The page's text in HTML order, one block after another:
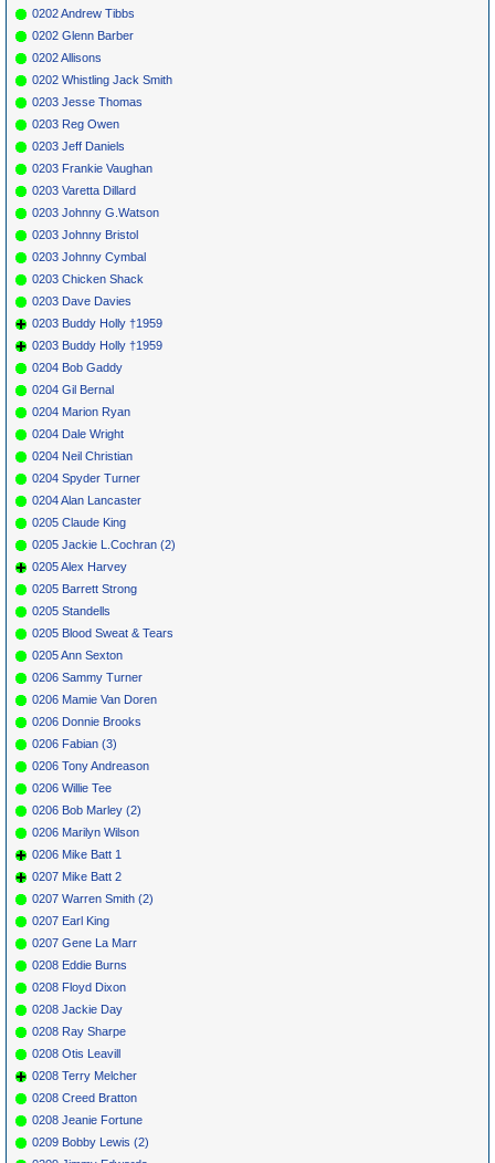
0202 Andrew Tibbs
0202 Glenn Barber
0202 Allisons
0202 Whistling Jack Smith
0203 Jesse Thomas
0203 Reg Owen
0203 Jeff Daniels
0203 Frankie Vaughan
0203 Varetta Dillard
0203 Johnny G.Watson
0203 Johnny Bristol
0203 Johnny Cymbal
0203 Chicken Shack
0203 Dave Davies
0203 Buddy Holly †1959
0203 Buddy Holly †1959
0204 Bob Gaddy
0204 Gil Bernal
0204 Marion Ryan
0204 Dale Wright
0204 Neil Christian
0204 Spyder Turner
0204 Alan Lancaster
0205 Claude King
0205 Jackie L.Cochran (2)
0205 Alex Harvey
0205 Barrett Strong
0205 Standells
0205 Blood Sweat & Tears
0205 Ann Sexton
0206 Sammy Turner
0206 Mamie Van Doren
0206 Donnie Brooks
0206 Fabian (3)
0206 Tony Andreason
0206 Willie Tee
0206 Bob Marley (2)
0206 Marilyn Wilson
0206 Mike Batt 1
0207 Mike Batt 2
0207 Warren Smith (2)
0207 Earl King
0207 Gene La Marr
0208 Eddie Burns
0208 Floyd Dixon
0208 Jackie Day
0208 Ray Sharpe
0208 Otis Leavill
0208 Terry Melcher
0208 Creed Bratton
0208 Jeanie Fortune
0209 Bobby Lewis (2)